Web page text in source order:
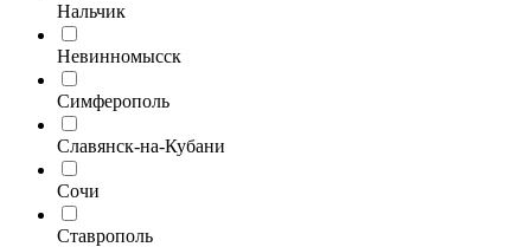
Нальчик
Невинномысск
Симферополь
Славянск-на-Кубани
Сочи
Ставрополь